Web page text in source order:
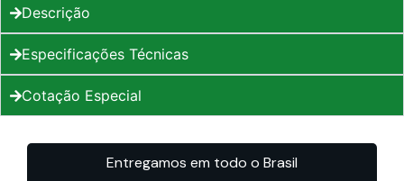
Descrição
Especificações Técnicas
Cotação Especial
Entregamos em todo o Brasil